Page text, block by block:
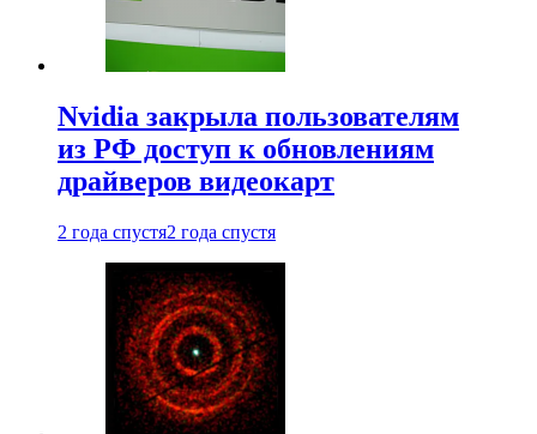
Nvidia закрыла пользователям
из РФ доступ к обновлениям
драйверов видеокарт
2 года спустя2 года спустя